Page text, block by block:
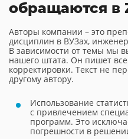
обращаются в
Авторы компании – это
дисциплин в ВУЗах,
В зависимости от темы мы
нашего штата. Он пишет
корректировки. Текст не
другому автору.
Использование
с привлечением
программ. Это
погрешности в